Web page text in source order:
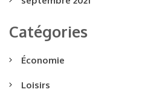
Catégories
Économie
Loisirs